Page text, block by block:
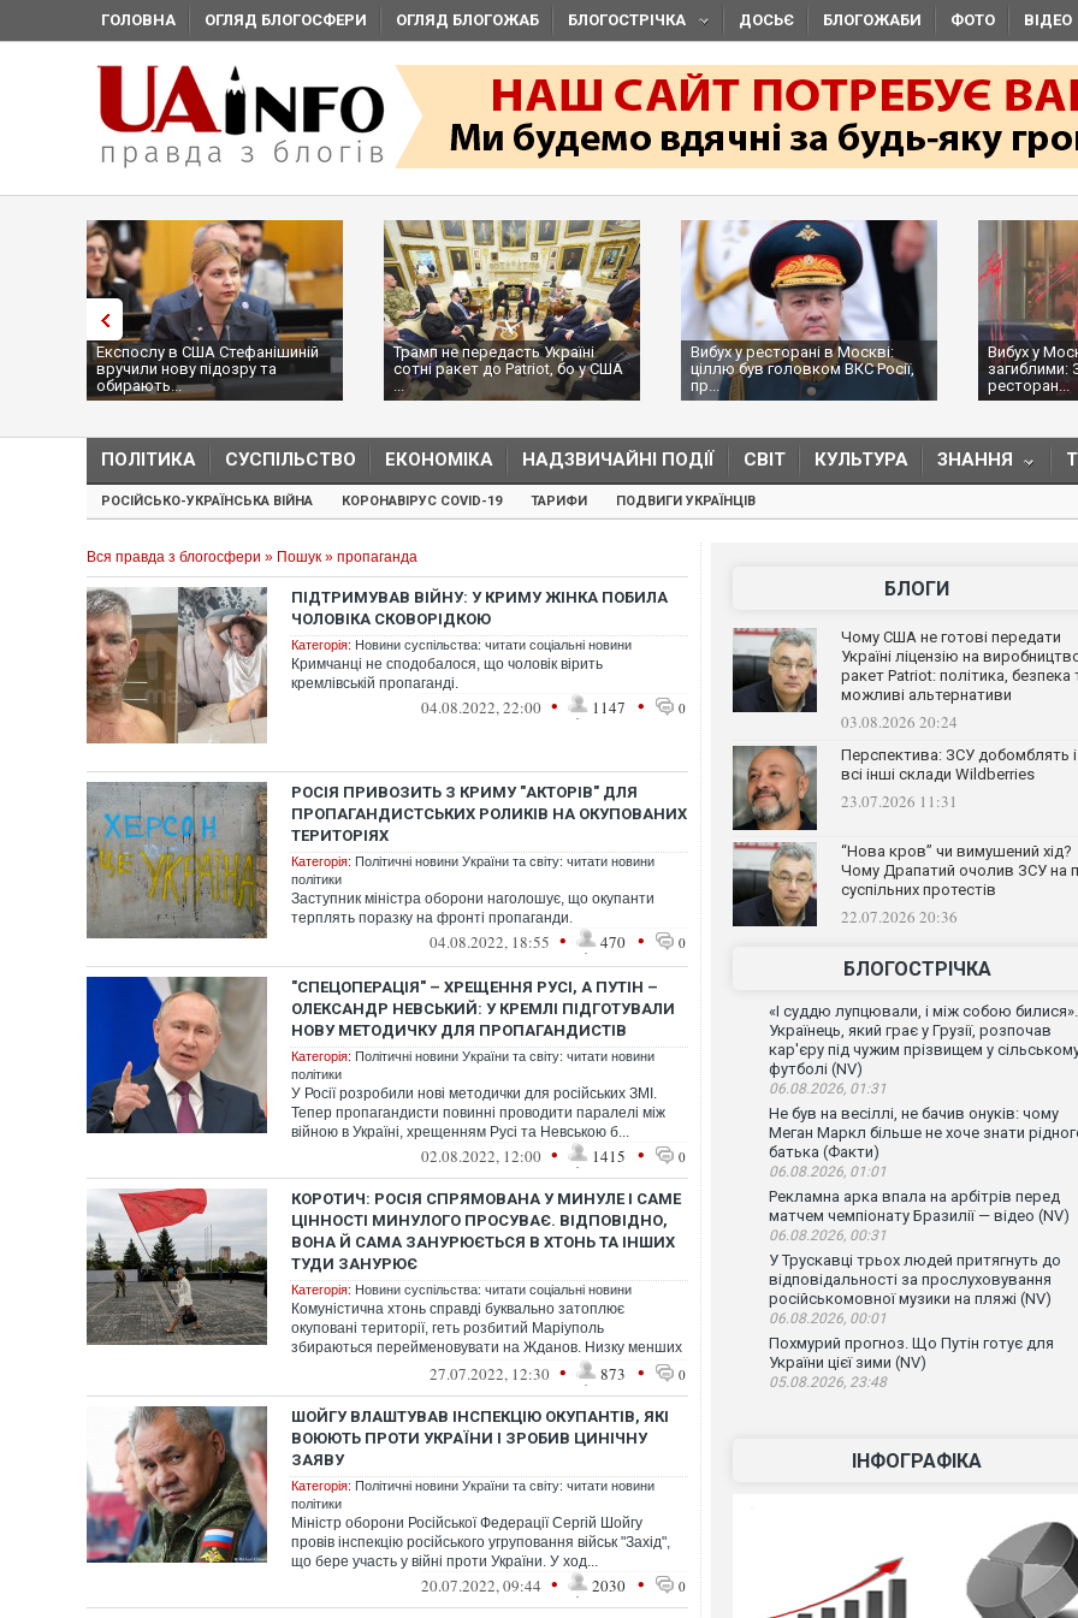
ГОЛОВНА ОГЛЯД БЛОГОСФЕРИ ОГЛЯД БЛОГОЖАБ БЛОГОСТРІЧКА ДОСЬЄ БЛОГОЖАБИ ФОТО ВІДЕО
Експослу в США Стефанішиній
вручили нову підозру та
обирають...
Трамп не передасть Україні
сотні ракет до Patriot, бо у США
...
Вибух у ресторані в Москві:
ціллю був головком ВКС Росії,
пр...
Вибух у
загиблими:
ресторан...
ПОЛІТИКА СУСПІЛЬСТВО ЕКОНОМІКА НАДЗВИЧАЙНІ ПОДІЇ СВІТ КУЛЬТУРА ЗНАННЯ
РОСІЙСЬКО-УКРАЇНСЬКА ВІЙНА КОРОНАВІРУС COVID-19 ТАРИФИ ПОДВИГИ УКРАЇНЦІВ
Вся правда з блогосфери » Пошук » пропаганда
ПІДТРИМУВАВ ВІЙНУ: У КРИМУ ЖІНКА ПОБИЛА
ЧОЛОВІКА СКОВОРІДКОЮ
Категорія: Новини суспільства: читати соціальні новини
Кримчанці не сподобалося, що чоловік вірить
кремлівській пропаганді.
04.08.2022, 22:00 • 1147 • 0
РОСІЯ ПРИВОЗИТЬ З КРИМУ "АКТОРІВ" ДЛЯ
ПРОПАГАНДИСТСЬКИХ РОЛИКІВ НА ОКУПОВАНИХ
ТЕРИТОРІЯХ
Категорія: Політичні новини України та світу: читати новини
політики
Заступник міністра оборони наголошує, що окупанти
терплять поразку на фронті пропаганди.
04.08.2022, 18:55 • 470 • 0
"СПЕЦОПЕРАЦІЯ" – ХРЕЩЕННЯ РУСІ, А ПУТІН –
ОЛЕКСАНДР НЕВСЬКИЙ: У КРЕМЛІ ПІДГОТУВАЛИ
НОВУ МЕТОДИЧКУ ДЛЯ ПРОПАГАНДИСТІВ
Категорія: Політичні новини України та світу: читати новини
політики
У Росії розробили нові методички для російських ЗМІ.
Тепер пропагандисти повинні проводити паралелі між
війною в Україні, хрещенням Русі та Невською б...
02.08.2022, 12:00 • 1415 • 0
КОРОТИЧ: РОСІЯ СПРЯМОВАНА У МИНУЛЕ І САМЕ
ЦІННОСТІ МИНУЛОГО ПРОСУВАЄ. ВІДПОВІДНО,
ВОНА Й САМА ЗАНУРЮЄТЬСЯ В ХТОНЬ ТА ІНШИХ
ТУДИ ЗАНУРЮЄ
Категорія: Новини суспільства: читати соціальні новини
Комуністична хтонь справді буквально затоплює
окуповані території, геть розбитий Маріуполь
збираються перейменовувати на Жданов. Низку менших
27.07.2022, 12:30 • 873 • 0
ШОЙГУ ВЛАШТУВАВ ІНСПЕКЦІЮ ОКУПАНТІВ, ЯКІ
ВОЮЮТЬ ПРОТИ УКРАЇНИ І ЗРОБИВ ЦИНІЧНУ
ЗАЯВУ
Категорія: Політичні новини України та світу: читати новини
політики
Міністр оборони Російської Федерації Сергій Шойгу
провів інспекцію російського угруповання військ "Захід",
що бере участь у війні проти України. У ход...
20.07.2022, 09:44 • 2030 • 0
БЛОГИ
Чому США не готові передати
Україні ліцензію на
ракет Patriot: політика, безпека
можливі альтернативи
03.08.2026 20:24
Перспектива: ЗСУ добомблять і
всі інші склади Wildberries
23.07.2026 11:31
“Нова кров” чи вимушений хід?
Чому Драпатий очолив ЗСУ на
суспільних протестів
22.07.2026 20:36
БЛОГОСТРІЧКА
«І суддю лупцювали, і між собою билися».
Українець, який грає у Грузії, розпочав
кар'єру під чужим прізвищем у
футболі (NV)
06.08.2026, 01:31
Не був на весіллі, не бачив онуків: чому
Меган Маркл більше не хоче знати
батька (Факти)
06.08.2026, 01:01
Рекламна арка впала на арбітрів перед
матчем чемпіонату Бразилії — відео (NV)
06.08.2026, 00:31
У Трускавці трьох людей притягнуть до
відповідальності за прослуховування
російськомовної музики на пляжі (NV)
06.08.2026, 00:01
Похмурий прогноз. Що Путін готує для
України цієї зими (NV)
05.08.2026, 23:48
ІНФОГРАФІКА